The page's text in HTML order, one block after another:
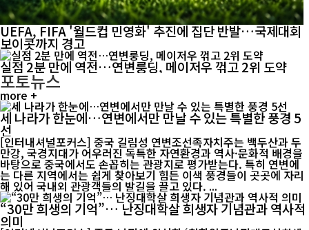
UEFA, FIFA '월드컵 민영화' 추진에 집단 반발…국제대회
보이콧까지 경고
실점 2분 만에 역전…연변룽딩, 메이저우 꺾고 2위 도약
포토뉴스
more +
세 나라가 한눈에…연변에서만 만날 수 있는 특별한 풍경 5
선
[인터내셔널포커스] 중국 길림성 연변조선족자치주는 백두산과 두
만강, 국경지대가 어우러진 독특한 자연환경과 역사·문화적 배경을
바탕으로 중국에서도 손꼽히는 관광지로 평가받는다. 특히 연변에
는 다른 지역에서는 쉽게 찾아보기 힘든 이색 풍경들이 곳곳에 자리
해 있어 국내외 관광객들의 발길을 끌고 있다. ...
“30만 희생의 기억”… 난징대학살 희생자 기념관과 역사적
의미